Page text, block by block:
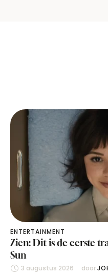
ENTERTAINMENT
Zien: Dit is de eerste
Sun
3 augustus 2026 door